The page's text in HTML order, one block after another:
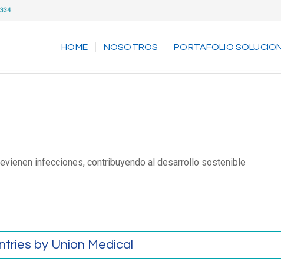
HOME NOSOTROS PORTAFOLIO
infecciones, contribuyendo al desarrollo sostenible
by Union Medical